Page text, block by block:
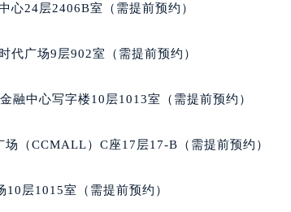
央大街积家售后服务中心（需提前预约）
石油大街积家售后服务中心（需提前预约）
府路与渤海大街交叉口积家售后服务中心（需提
街路83号亨得利名表维修授权店1楼积家售后服
1号王府井东方广场W3座6层602室积家售后服
心24层2406B室（需提前预约）
代广场9层902室（需提前预约）
融中心写字楼10层1013室（需提前预约）
（CCMALL）C座17层17-B（需提前预约）
层1015室（需提前预约）